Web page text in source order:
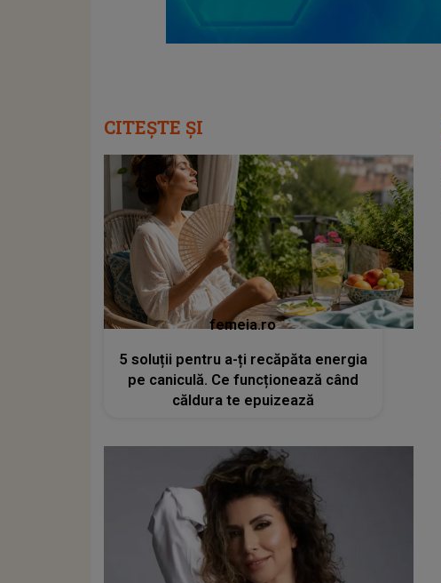
CITEȘTE ȘI
femeia.ro
5 soluții pentru a-ți recăpăta energia
pe caniculă. Ce funcționează când
căldura te epuizează